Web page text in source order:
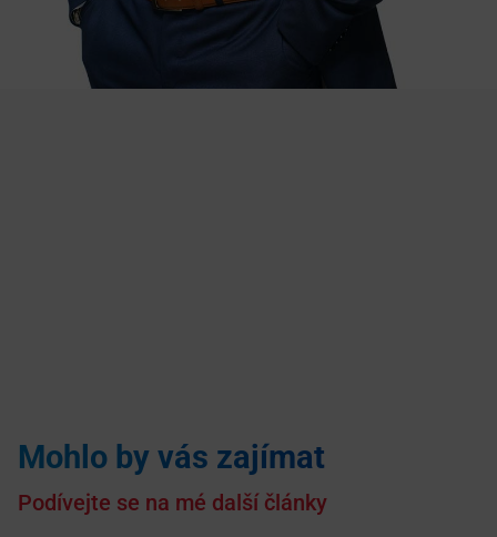
Mohlo by vás zajímat
Podívejte se na mé další články